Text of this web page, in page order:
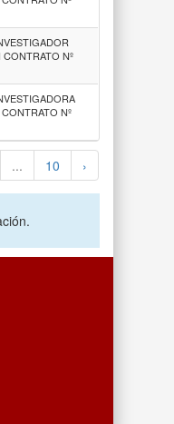
Nº
Nº
... 10 ›